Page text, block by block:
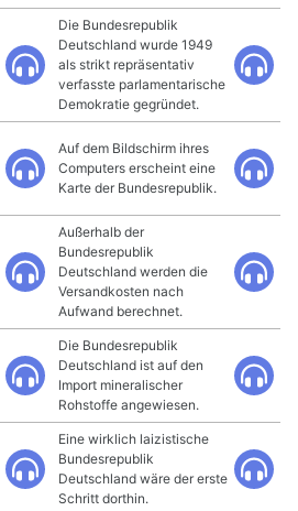
Die Bundesrepublik
Deutschland wurde 1949
als strikt repräsentativ
verfasste parlamentarische
Demokratie gegründet.
Auf dem Bildschirm ihres
Computers erscheint eine
Karte der Bundesrepublik.
Außerhalb der
Bundesrepublik
Deutschland werden die
Versandkosten nach
Aufwand berechnet.
Die Bundesrepublik
Deutschland ist auf den
Import mineralischer
Rohstoffe angewiesen.
Eine wirklich laizistische
Bundesrepublik
Deutschland wäre der erste
Schritt dorthin.